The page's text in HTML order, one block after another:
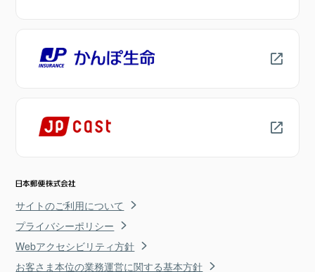
サイトのご利用について
プライバシーポリシー
Webアクセシビリティ方針
お客さま本位の業務運営に関する基本方針